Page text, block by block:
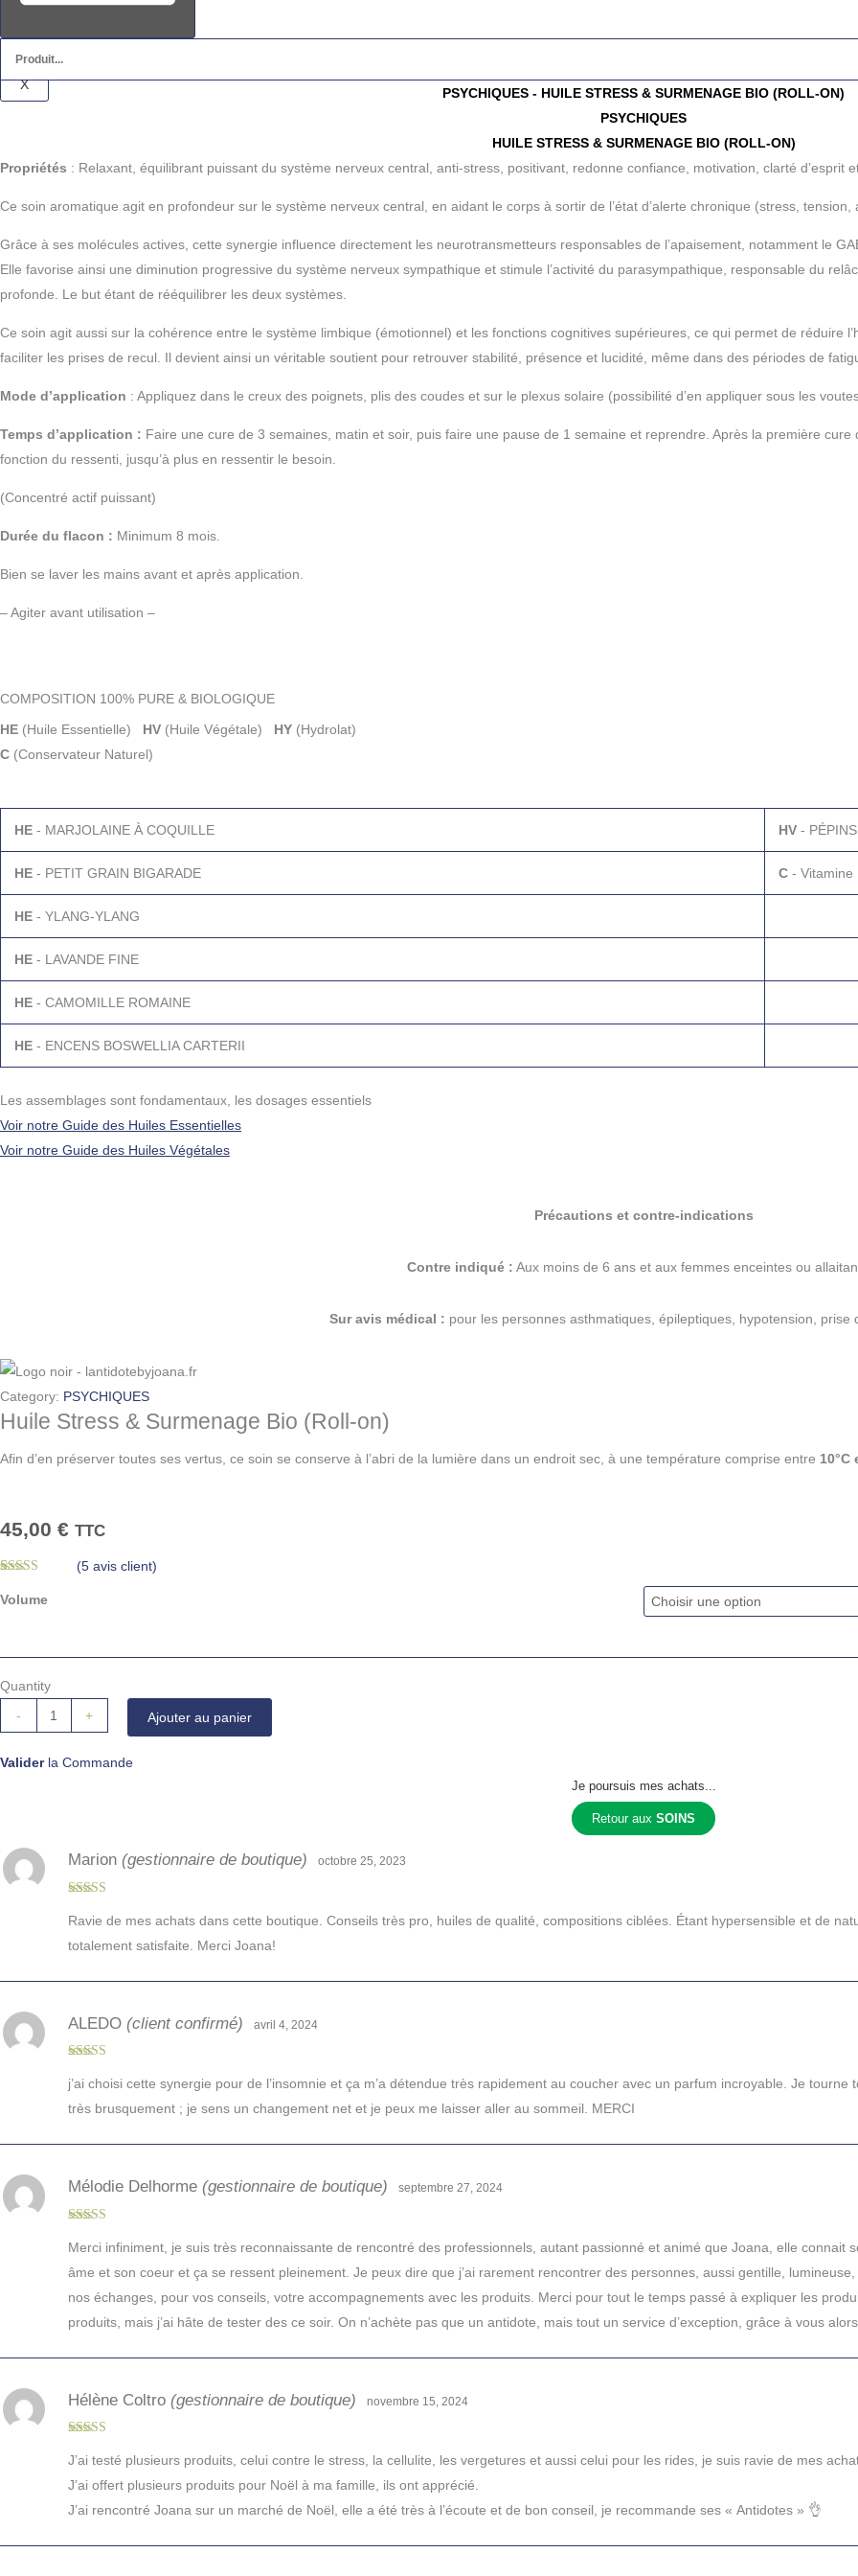
CONTACT
PANIER
X
PSYCHIQUES - HUILE STRESS & SURMENAGE BIO (ROLL-ON)
PSYCHIQUES
HUILE STRESS & SURMENAGE BIO (ROLL-ON)
Propriétés : Relaxant, équilibrant puissant du système nerveux central, anti-stress, positivant, redonne confiance, motivation, clarté d’esprit
Ce soin aromatique agit en profondeur sur le système nerveux central, en aidant le corps à sortir de l’état d’alerte chronique (stress,
Grâce à ses molécules actives, cette synergie influence directement les neurotransmetteurs responsables de l’apaisement, notamment le
Elle favorise ainsi une diminution progressive du système nerveux sympathique et stimule l’activité du parasympathique, responsable du
profonde. Le but étant de rééquilibrer les deux systèmes.
Ce soin agit aussi sur la cohérence entre le système limbique (émotionnel) et les fonctions cognitives supérieures, ce qui permet de réduire
faciliter les prises de recul. Il devient ainsi un véritable soutient pour retrouver stabilité, présence et lucidité, même dans des périodes de
Mode d’application : Appliquez dans le creux des poignets, plis des coudes et sur le plexus solaire (possibilité d’en appliquer sous les
Temps d’application : Faire une cure de 3 semaines, matin et soir, puis faire une pause de 1 semaine et reprendre. Après la première
fonction du ressenti, jusqu’à plus en ressentir le besoin.
(Concentré actif puissant)
Durée du flacon : Minimum 8 mois.
Bien se laver les mains avant et après application.
– Agiter avant utilisation –
COMPOSITION 100% PURE & BIOLOGIQUE
HE (Huile Essentielle) HV (Huile Végétale) HY (Hydrolat)
C (Conservateur Naturel)
HE - MARJOLAINE À COQUILLE HV -
HE - PETIT GRAIN BIGARADE C - Vitamine
HE - YLANG-YLANG
HE - LAVANDE FINE
HE - CAMOMILLE ROMAINE
HE - ENCENS BOSWELLIA CARTERII
Les assemblages sont fondamentaux, les dosages essentiels
Voir notre Guide des Huiles Essentielles
Voir notre Guide des Huiles Végétales
Précautions et contre-indications
Contre indiqué : Aux moins de 6 ans et aux femmes enceintes ou
Sur avis médical : pour les personnes asthmatiques, épileptiques, hypotension, prise
Category: PSYCHIQUES
Huile Stress & Surmenage Bio (Roll-on)
Afin d’en préserver toutes ses vertus, ce soin se conserve à l’abri de la lumière dans un endroit sec, à une température comprise entre 10°C
45,00 € TTC
sur 5 basé
(5avis client)
Volume
Quantity
-
quantité
Stress
Bio
(Roll-
on)
+ Ajouter au panier
Validerla Commande
Je poursuis mes achats...
Retour aux SOINS
Marion (gestionnaire de boutique) octobre 25, 2023
Ravie de mes achats dans cette boutique. Conseils très pro, huiles de qualité, compositions ciblées. Étant hypersensible et de
totalement satisfaite. Merci Joana!
ALEDO (client confirmé) avril 4, 2024
j’ai choisi cette synergie pour de l’insomnie et ça m’a détendue très rapidement au coucher avec un parfum incroyable. Je
très brusquement ; je sens un changement net et je peux me laisser aller au sommeil. MERCI
Mélodie Delhorme (gestionnaire de boutique) septembre 27, 2024
Merci infiniment, je suis très reconnaissante de rencontré des professionnels, autant passionné et animé que Joana, elle connait
âme et son coeur et ça se ressent pleinement. Je peux dire que j’ai rarement rencontrer des personnes, aussi gentille,
nos échanges, pour vos conseils, votre accompagnements avec les produits. Merci pour tout le temps passé à expliquer les
produits, mais j’ai hâte de tester des ce soir. On n’achète pas que un antidote, mais tout un service d’exception, grâce à vous
Hélène Coltro (gestionnaire de boutique) novembre 15, 2024
J’ai testé plusieurs produits, celui contre le stress, la cellulite, les vergetures et aussi celui pour les rides, je suis ravie de mes
J’ai offert plusieurs produits pour Noël à ma famille, ils ont apprécié.
J’ai rencontré Joana sur un marché de Noël, elle a été très à l’écoute et de bon conseil, je recommande ses « Antidotes » 👌